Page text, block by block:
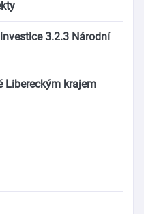
3.2.3 Národní
Libereckým krajem